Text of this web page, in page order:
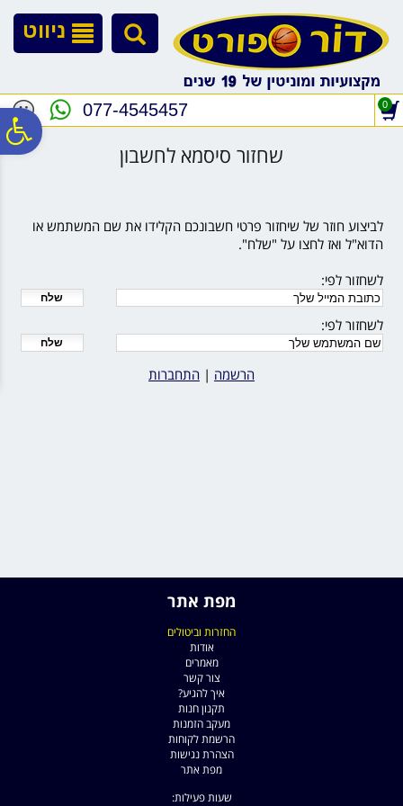
נגישות
אתר
המרכזי
ניווט
077-4545457 0
שחזור סיסמא לחשבון
לביצוע חוזר של שיחזור פרטי חשבונכם הקלידו את שם המשתמש או
הדוא"ל ואז לחצו על "שלח".
לשחזור לפי:
לשחזור לפי:
הרשמה | התחברות
מפת אתר
החזרות וביטולים
אודות
מאמרים
צור קשר
איך להגיע?
תקנון חנות
מעקב הזמנות
הרשמת לקוחות
הצהרת נגישות
מפת אתר
שעות פעילות: